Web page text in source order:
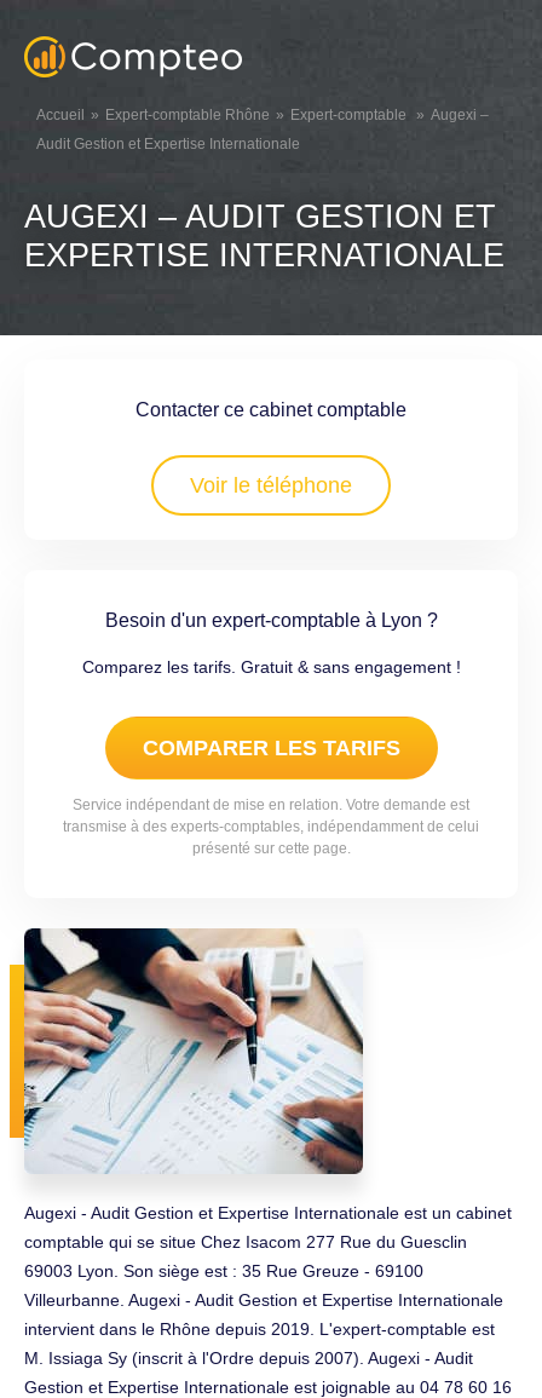
Accueil Expert-comptable Rhône Expert-comptable
Augexi –
Audit Gestion et Expertise Internationale
AUGEXI – AUDIT GESTION ET
EXPERTISE INTERNATIONALE
Contacter ce cabinet comptable
Voir le téléphone
Besoin d'un expert-comptable à Lyon ?
Comparez les tarifs. Gratuit & sans engagement !
COMPARER LES TARIFS
Service indépendant de mise en relation. Votre demande est
transmise à des experts-comptables, indépendamment de celui
présenté sur cette page.
Augexi - Audit Gestion et Expertise Internationale est un cabinet
comptable qui se situe Chez Isacom 277 Rue du Guesclin
69003 Lyon. Son siège est : 35 Rue Greuze - 69100
Villeurbanne. Augexi - Audit Gestion et Expertise Internationale
intervient dans le Rhône depuis 2019. L'expert-comptable est
M. Issiaga Sy (inscrit à l'Ordre depuis 2007). Augexi - Audit
Gestion et Expertise Internationale est joignable au 04 78 60 16